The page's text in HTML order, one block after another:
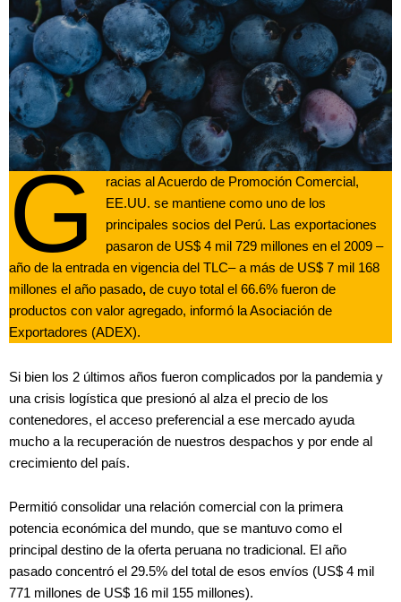
G
racias al Acuerdo de Promoción Comercial,
EE.UU. se mantiene como uno de los
principales socios del Perú. Las exportaciones
pasaron de US$ 4 mil 729 millones en el 2009 –
año de la entrada en vigencia del TLC– a más de US$ 7 mil 168
millones el año pasado, de cuyo total el 66.6% fueron de
productos con valor agregado, informó la Asociación de
Exportadores (ADEX).
Si bien los 2 últimos años fueron complicados por la pandemia y
una crisis logística que presionó al alza el precio de los
contenedores, el acceso preferencial a ese mercado ayuda
mucho a la recuperación de nuestros despachos y por ende al
crecimiento del país.
Permitió consolidar una relación comercial con la primera
potencia económica del mundo, que se mantuvo como el
principal destino de la oferta peruana no tradicional. El año
pasado concentró el 29.5% del total de esos envíos (US$ 4 mil
771 millones de US$ 16 mil 155 millones).